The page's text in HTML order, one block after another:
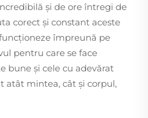
și de ore întregi de
corect și constant aceste
împreună pe
pentru care se face
bune și cele cu adevărat
atât mintea, cât și corpul,